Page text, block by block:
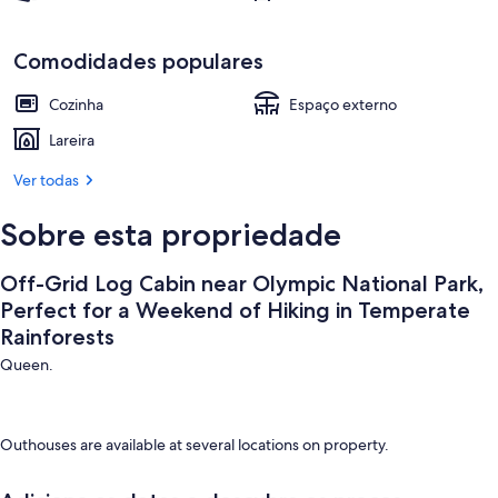
of
Hiking
in
Temperate
Comodidades populares
Cozinha
Espaço externo
Lareira
Ver todas
Sobre esta propriedade
Off-Grid Log Cabin near Olympic National Park,
Perfect for a Weekend of Hiking in Temperate
Rainforests
Queen.
Outhouses are available at several locations on property.